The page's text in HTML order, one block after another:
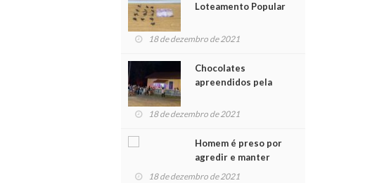
Loteamento Popular
18 de dezembro de 2021
Chocolates
apreendidos pela
para crianças na
18 de dezembro de 2021
Homem é preso por
agredir e manter
mulher em cárcere
18 de dezembro de 2021